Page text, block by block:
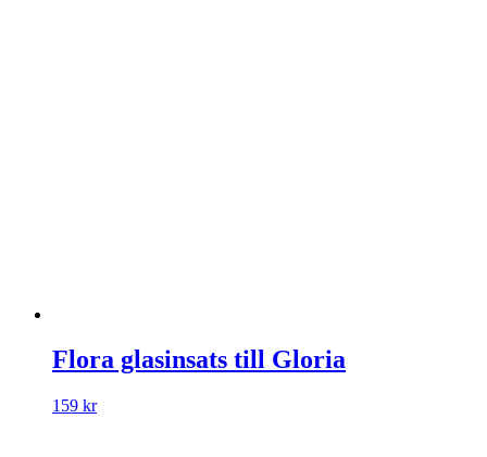
Flora glasinsats till Gloria
159 kr